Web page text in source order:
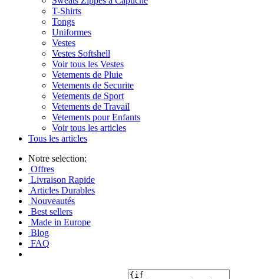
T-Shirts
Tongs
Uniformes
Vestes
Vestes Softshell
Voir tous les Vestes
Vetements de Pluie
Vetements de Securite
Vetements de Sport
Vetements de Travail
Vetements pour Enfants
Voir tous les articles
Tous les articles
Notre selection:
Offres
Livraison Rapide
Articles Durables
Nouveautés
Best sellers
Made in Europe
Blog
FAQ